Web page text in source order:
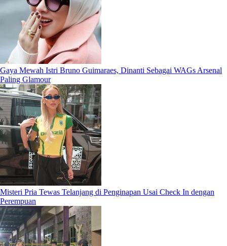
Gaya Mewah Istri Bruno Guimaraes, Dinanti Sebagai WAGs Arsenal
Paling Glamour
Misteri Pria Tewas Telanjang di Penginapan Usai Check In dengan
Perempuan